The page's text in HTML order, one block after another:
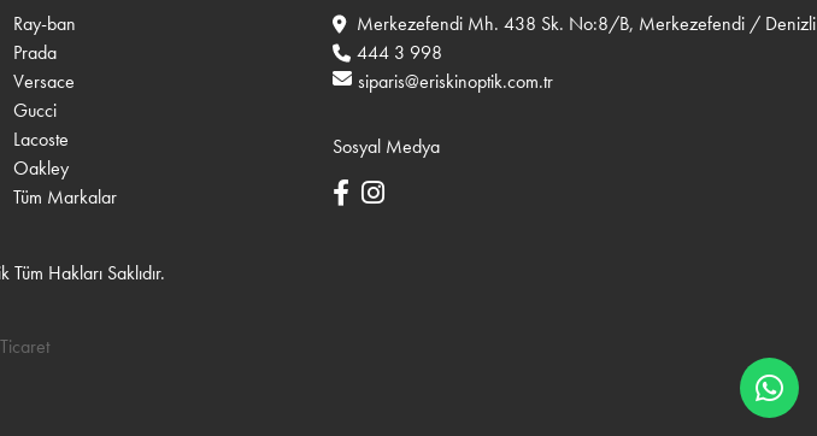
Ray-ban
Prada
Versace
Gucci
Lacoste
Oakley
Tüm Markalar
Merkezefendi Mh. 438 Sk. No:8/B, Merkezefendi / Denizli
444 3 998
siparis@eriskinoptik.com.tr
Sosyal Medya
Hakları Saklıdır.